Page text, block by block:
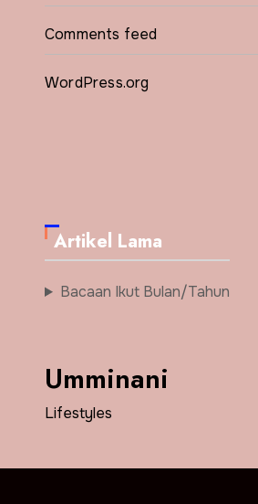
Comments feed
WordPress.org
Artikel Lama
Bacaan Ikut Bulan/Tahun
Umminani
Lifestyles